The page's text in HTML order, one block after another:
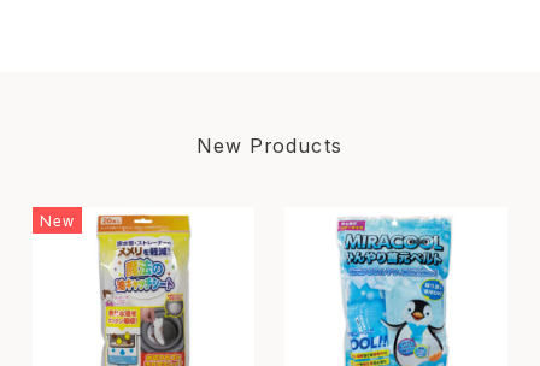
New Products
New